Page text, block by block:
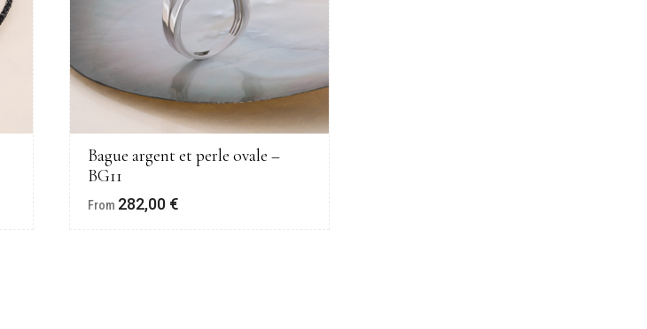
Bague argent et perle ovale –
BG11
From 282,00 €